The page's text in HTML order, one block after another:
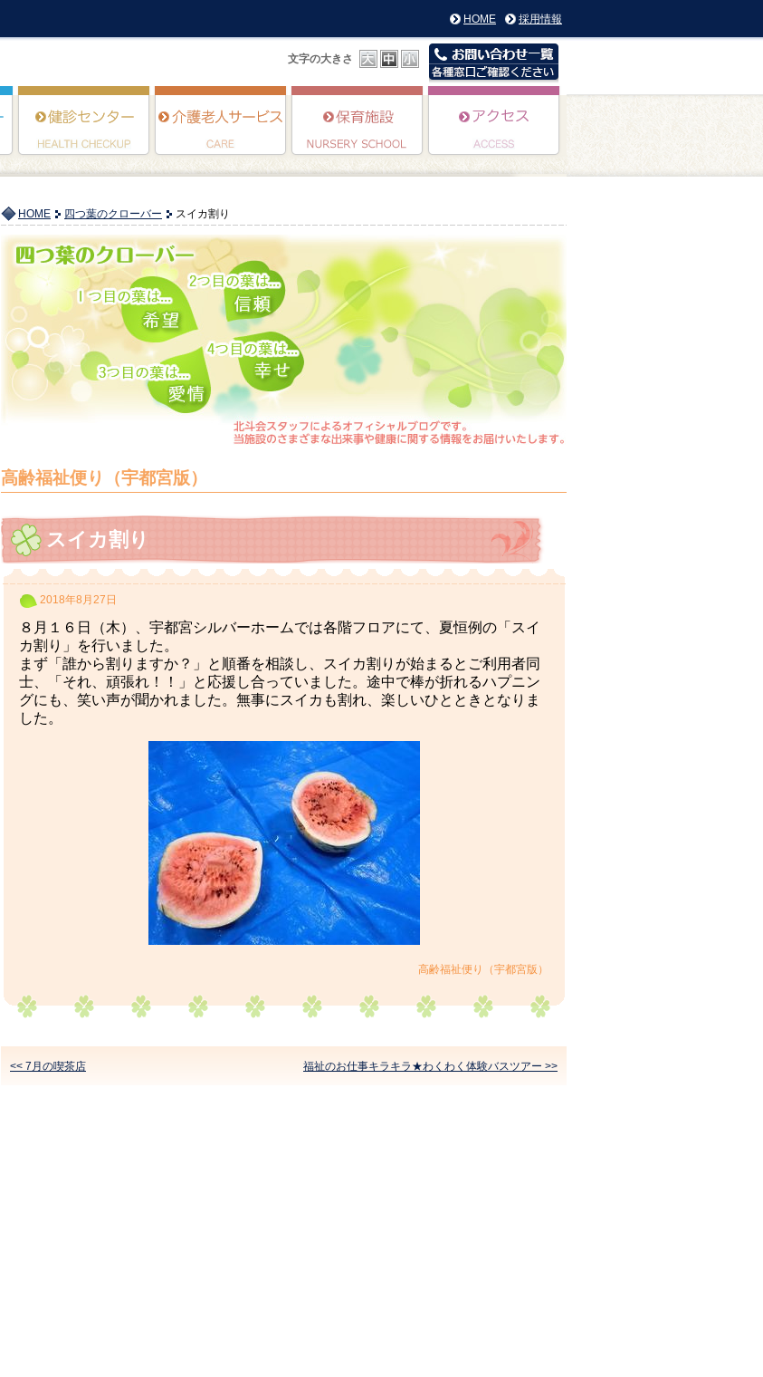
HOME 採用情報
文字の大きさ
HOME 四つ葉のクローバー スイカ割り
高齢福祉便り（宇都宮版）
スイカ割り
2018年8月27日
８月１６日（木）、宇都宮シルバーホームでは各階フロアにて、夏恒例の「スイ
カ割り」を行いました。
まず「誰から割りますか？」と順番を相談し、スイカ割りが始まるとご利用者同
士、「それ、頑張れ！！」と応援し合っていました。途中で棒が折れるハプニン
グにも、笑い声が聞かれました。無事にスイカも割れ、楽しいひとときとなりま
した。
高齢福祉便り（宇都宮版）
<< 7月の喫茶店 福祉のお仕事キラキラ★わくわく体験バスツアー >>